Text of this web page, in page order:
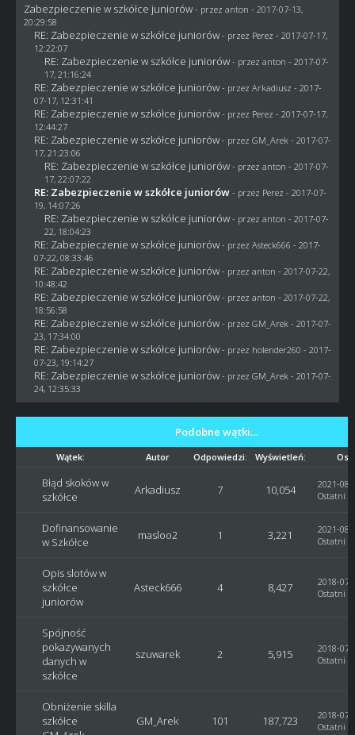
Zabezpieczenie w szkółce juniorów - przez anton - 2017-07-13,
20:29:58
RE: Zabezpieczenie w szkółce juniorów - przez Perez - 2017-07-17,
12:22:07
RE: Zabezpieczenie w szkółce juniorów - przez anton - 2017-07-
17, 21:16:24
RE: Zabezpieczenie w szkółce juniorów - przez Arkadiusz - 2017-
07-17, 12:31:41
RE: Zabezpieczenie w szkółce juniorów - przez Perez - 2017-07-17,
12:44:27
RE: Zabezpieczenie w szkółce juniorów - przez GM_Arek - 2017-07-
17, 21:23:06
RE: Zabezpieczenie w szkółce juniorów - przez anton - 2017-07-
17, 22:07:22
RE: Zabezpieczenie w szkółce juniorów - przez Perez - 2017-07-
19, 14:07:26
RE: Zabezpieczenie w szkółce juniorów - przez anton - 2017-07-
22, 18:04:23
RE: Zabezpieczenie w szkółce juniorów - przez Asteck666 - 2017-
07-22, 08:33:46
RE: Zabezpieczenie w szkółce juniorów - przez anton - 2017-07-22,
10:48:42
RE: Zabezpieczenie w szkółce juniorów - przez anton - 2017-07-22,
18:56:58
RE: Zabezpieczenie w szkółce juniorów - przez GM_Arek - 2017-07-
23, 17:34:00
RE: Zabezpieczenie w szkółce juniorów - przez holender260 - 2017-
07-23, 19:14:27
RE: Zabezpieczenie w szkółce juniorów - przez GM_Arek - 2017-07-
24, 12:35:33
Podobne wątki…
Wątek: Autor Odpowiedzi: Wyświetleń:
Błąd skoków w
szkółce
Arkadiusz 7 10,054
2021-08-
Ostatni
Dofinansowanie
w Szkółce
masloo2 1 3,221
2021-08-
Ostatni
Opis slotów w
szkółce
juniorów
Asteck666 4 8,427
2018-07-
Ostatni
Spójność
pokazywanych
danych w
szkółce
szuwarek 2 5,915
2018-07-
Ostatni
Obniżenie skilla
szkółce
GM_Arek 101 187,723
2018-07-
Ostatni